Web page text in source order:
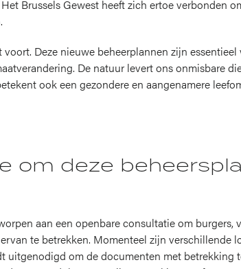
Brussels Gewest heeft zich ertoe verbonden
Deze nieuwe beheerplannen zijn
De natuur levert ons onmisbare
ook een gezondere en aangenamere
om deze
aan een openbare consultatie om burgers,
te betrekken. Momenteel zijn verschillende
uitgenodigd om de documenten met betrekking